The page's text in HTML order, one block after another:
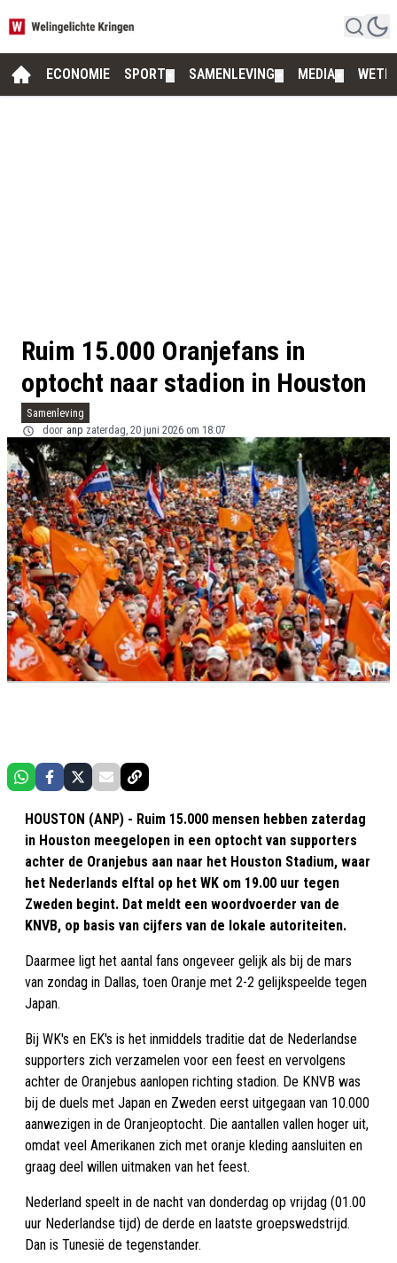
ECONOMIE SPORT SAMENLEVING MEDIA
Ruim 15.000 Oranjefans in
optocht naar stadion in Houston
Samenleving
door anp zaterdag, 20 juni 2026 om 18:07
HOUSTON (ANP) - Ruim 15.000 mensen hebben zaterdag
in Houston meegelopen in een optocht van supporters
achter de Oranjebus aan naar het Houston Stadium, waar
het Nederlands elftal op het WK om 19.00 uur tegen
Zweden begint. Dat meldt een woordvoerder van de
KNVB, op basis van cijfers van de lokale autoriteiten.
Daarmee ligt het aantal fans ongeveer gelijk als bij de mars
van zondag in Dallas, toen Oranje met 2-2 gelijkspeelde tegen
Japan.
Bij WK's en EK's is het inmiddels traditie dat de Nederlandse
supporters zich verzamelen voor een feest en vervolgens
achter de Oranjebus aanlopen richting stadion. De KNVB was
bij de duels met Japan en Zweden eerst uitgegaan van 10.000
aanwezigen in de Oranjeoptocht. Die aantallen vallen hoger uit,
omdat veel Amerikanen zich met oranje kleding aansluiten en
graag deel willen uitmaken van het feest.
Nederland speelt in de nacht van donderdag op vrijdag (01.00
uur Nederlandse tijd) de derde en laatste groepswedstrijd.
Dan is Tunesië de tegenstander.